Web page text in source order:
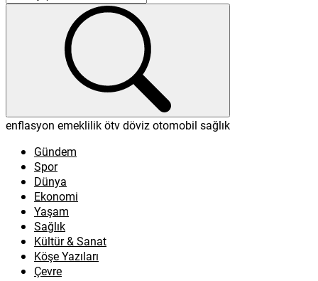
enflasyon emeklilikötvdövizotomobil sağlık
Gündem
Spor
Dünya
Ekonomi
Yaşam
Sağlık
Kültür & Sanat
Köşe Yazıları
Çevre